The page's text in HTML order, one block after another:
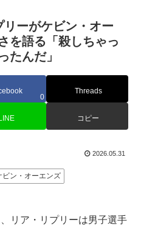
リーがケビン・オー
を語る「殺しちゃっ
たんだ」
0
Threads
コピー
2026.05.31
ビン・オーエンズ
リア・リプリーは男子選手